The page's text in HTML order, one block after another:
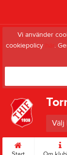
Vi använder
cookiepolicy
.
Välj